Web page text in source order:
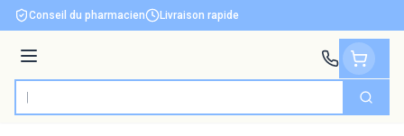
Aller au contenu
Conseil du pharmacien Livraison rapide
Menu
Rechercher